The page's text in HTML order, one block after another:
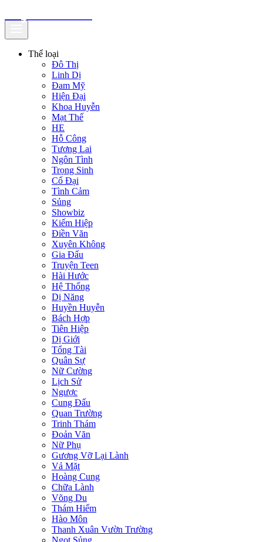
Thể loại
Đô Thị
Linh Dị
Đam Mỹ
Hiện Đại
Khoa Huyễn
Mạt Thế
HE
Hỗ Công
Tương Lai
Ngôn Tình
Trọng Sinh
Cổ Đại
Tình Cảm
Sủng
Showbiz
Kiếm Hiệp
Điền Văn
Xuyên Không
Gia Đấu
Truyện Teen
Hài Hước
Hệ Thống
Dị Năng
Huyền Huyễn
Bách Hợp
Tiên Hiệp
Dị Giới
Tổng Tài
Quân Sự
Nữ Cường
Lịch Sử
Ngược
Cung Đấu
Quan Trường
Trinh Thám
Đoản Văn
Nữ Phụ
Gương Vỡ Lại Lành
Vả Mặt
Hoàng Cung
Chữa Lành
Võng Du
Thám Hiểm
Hào Môn
Thanh Xuân Vườn Trường
Ngọt Sủng